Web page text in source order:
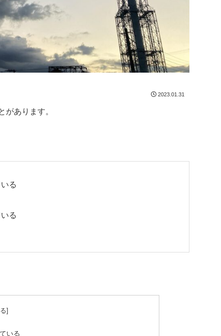
2023.01.31
があります。
る
る
いる